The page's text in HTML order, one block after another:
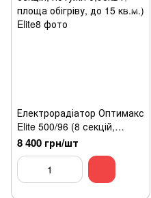
Електрорадіатор Оптимакс
Elite 500/96 (8 секцій,
потужн 0,96кВт, площа
обігріву, до 15 кв.м.)
8 400 грн/шт